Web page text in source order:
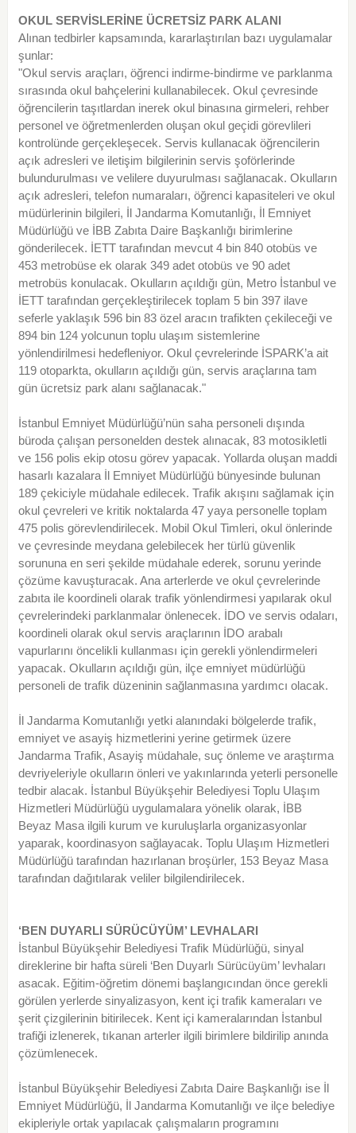
OKUL SERVİSLERİNE ÜCRETSİZ PARK ALANI
Alınan tedbirler kapsamında, kararlaştırılan bazı uygulamalar
şunlar:
"Okul servis araçları, öğrenci indirme-bindirme ve parklanma
sırasında okul bahçelerini kullanabilecek. Okul çevresinde
öğrencilerin taşıtlardan inerek okul binasına girmeleri, rehber
personel ve öğretmenlerden oluşan okul geçidi görevlileri
kontrolünde gerçekleşecek. Servis kullanacak öğrencilerin
açık adresleri ve iletişim bilgilerinin servis şoförlerinde
bulundurulması ve velilere duyurulması sağlanacak. Okulların
açık adresleri, telefon numaraları, öğrenci kapasiteleri ve okul
müdürlerinin bilgileri, İl Jandarma Komutanlığı, İl Emniyet
Müdürlüğü ve İBB Zabıta Daire Başkanlığı birimlerine
gönderilecek. İETT tarafından mevcut 4 bin 840 otobüs ve
453 metrobüse ek olarak 349 adet otobüs ve 90 adet
metrobüs konulacak. Okulların açıldığı gün, Metro İstanbul ve
İETT tarafından gerçekleştirilecek toplam 5 bin 397 ilave
seferle yaklaşık 596 bin 83 özel aracın trafikten çekileceği ve
894 bin 124 yolcunun toplu ulaşım sistemlerine
yönlendirilmesi hedefleniyor. Okul çevrelerinde İSPARK’a ait
119 otoparkta, okulların açıldığı gün, servis araçlarına tam
gün ücretsiz park alanı sağlanacak."
İstanbul Emniyet Müdürlüğü’nün saha personeli dışında
büroda çalışan personelden destek alınacak, 83 motosikletli
ve 156 polis ekip otosu görev yapacak. Yollarda oluşan maddi
hasarlı kazalara İl Emniyet Müdürlüğü bünyesinde bulunan
189 çekiciyle müdahale edilecek. Trafik akışını sağlamak için
okul çevreleri ve kritik noktalarda 47 yaya personelle toplam
475 polis görevlendirilecek. Mobil Okul Timleri, okul önlerinde
ve çevresinde meydana gelebilecek her türlü güvenlik
sorununa en seri şekilde müdahale ederek, sorunu yerinde
çözüme kavuşturacak. Ana arterlerde ve okul çevrelerinde
zabıta ile koordineli olarak trafik yönlendirmesi yapılarak okul
çevrelerindeki parklanmalar önlenecek. İDO ve servis odaları,
koordineli olarak okul servis araçlarının İDO arabalı
vapurlarını öncelikli kullanması için gerekli yönlendirmeleri
yapacak. Okulların açıldığı gün, ilçe emniyet müdürlüğü
personeli de trafik düzeninin sağlanmasına yardımcı olacak.
İl Jandarma Komutanlığı yetki alanındaki bölgelerde trafik,
emniyet ve asayiş hizmetlerini yerine getirmek üzere
Jandarma Trafik, Asayiş müdahale, suç önleme ve araştırma
devriyeleriyle okulların önleri ve yakınlarında yeterli personelle
tedbir alacak. İstanbul Büyükşehir Belediyesi Toplu Ulaşım
Hizmetleri Müdürlüğü uygulamalara yönelik olarak, İBB
Beyaz Masa ilgili kurum ve kuruluşlarla organizasyonlar
yaparak, koordinasyon sağlayacak. Toplu Ulaşım Hizmetleri
Müdürlüğü tarafından hazırlanan broşürler, 153 Beyaz Masa
tarafından dağıtılarak veliler bilgilendirilecek.
‘BEN DUYARLI SÜRÜCÜYÜM’ LEVHALARI
İstanbul Büyükşehir Belediyesi Trafik Müdürlüğü, sinyal
direklerine bir hafta süreli ‘Ben Duyarlı Sürücüyüm’ levhaları
asacak. Eğitim-öğretim dönemi başlangıcından önce gerekli
görülen yerlerde sinyalizasyon, kent içi trafik kameraları ve
şerit çizgilerinin bitirilecek. Kent içi kameralarından İstanbul
trafiği izlenerek, tıkanan arterler ilgili birimlere bildirilip anında
çözümlenecek.
İstanbul Büyükşehir Belediyesi Zabıta Daire Başkanlığı ise İl
Emniyet Müdürlüğü, İl Jandarma Komutanlığı ve ilçe belediye
ekipleriyle ortak yapılacak çalışmaların programını